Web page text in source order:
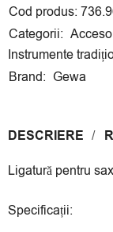
Cumpără acest
cardul tăuCredit
Garanti Bank
Rate disponibile
3 luni:24 lei/lună
6 luni: 12 lei/lună
*Prețul calculat este
Cod produs:
Categorii:
Instrumente
Brand: Gewa
DESCRIERE
Ligatură pentru
Specificații: